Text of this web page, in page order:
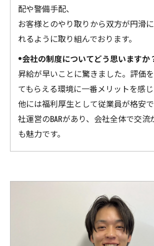
配や警備手配、
お客様とのやり取りから双方が円滑
れるように取り組んでおります。
•会社の制度についてどう思いますか
昇給が早いことに驚きました。評価
てもらえる環境に一番メリットを感じ
他には福利厚生として従業員が格安
社運営のBARがあり、会社全体で交
も魅力です。